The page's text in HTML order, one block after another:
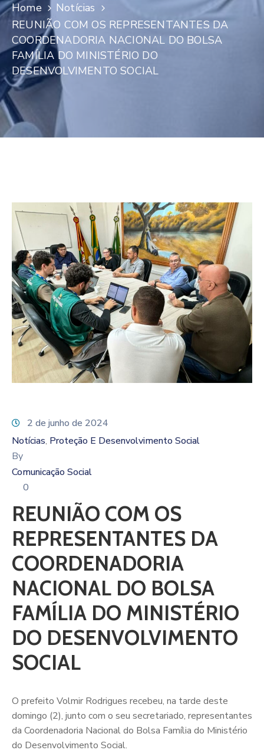
Home
Notícias
REUNIÃO COM OS REPRESENTANTES DA
COORDENADORIA NACIONAL DO BOLSA
FAMÍLIA DO MINISTÉRIO DO
DESENVOLVIMENTO SOCIAL
2 de junho de 2024
Notícias‚ Proteção E Desenvolvimento Social
By
Comunicação Social
0
REUNIÃO COM OS
REPRESENTANTES DA
COORDENADORIA
NACIONAL DO BOLSA
FAMÍLIA DO MINISTÉRIO
DO DESENVOLVIMENTO
SOCIAL
O prefeito Volmir Rodrigues recebeu, na tarde deste
domingo (2), junto com o seu secretariado, representantes
da Coordenadoria Nacional do Bolsa Família do Ministério
do Desenvolvimento Social.